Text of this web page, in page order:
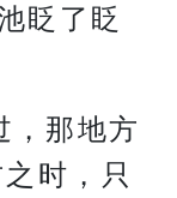
眨了眨
，那地方
时，只